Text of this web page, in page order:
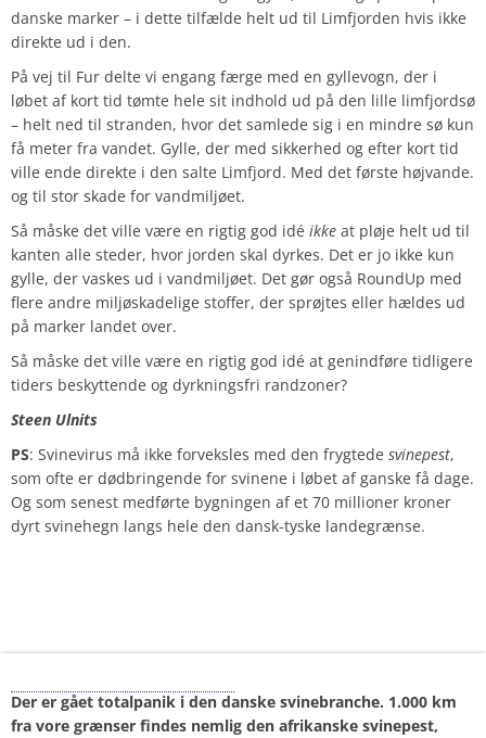
danske marker – i dette tilfælde helt ud til Limfjorden hvis ikke
direkte ud i den.
På vej til Fur delte vi engang færge med en gyllevogn, der i
løbet af kort tid tømte hele sit indhold ud på den lille limfjordsø
– helt ned til stranden, hvor det samlede sig i en mindre sø kun
få meter fra vandet. Gylle, der med sikkerhed og efter kort tid
ville ende direkte i den salte Limfjord. Med det første højvande.
og til stor skade for vandmiljøet.
Så måske det ville være en rigtig god idé ikke at pløje helt ud til
kanten alle steder, hvor jorden skal dyrkes. Det er jo ikke kun
gylle, der vaskes ud i vandmiljøet. Det gør også RoundUp med
flere andre miljøskadelige stoffer, der sprøjtes eller hældes ud
på marker landet over.
Så måske det ville være en rigtig god idé at genindføre tidligere
tiders beskyttende og dyrkningsfri randzoner?
Steen Ulnits
PS: Svinevirus må ikke forveksles med den frygtede svinepest,
som ofte er dødbringende for svinene i løbet af ganske få dage.
Og som senest medførte bygningen af et 70 millioner kroner
dyrt svinehegn langs hele den dansk-tyske landegrænse.
Der er gået totalpanik i den danske svinebranche. 1.000 km
fra vore grænser findes nemlig den afrikanske svinepest,